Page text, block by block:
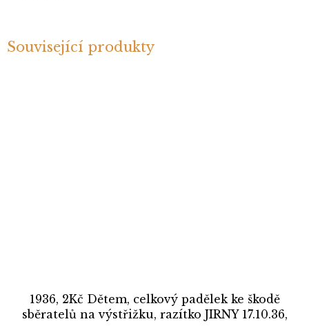
Související produkty
1936, 2Kč Dětem, celkový padělek ke škodě
sběratelů na výstřižku, razítko JIRNY 17.10.36,